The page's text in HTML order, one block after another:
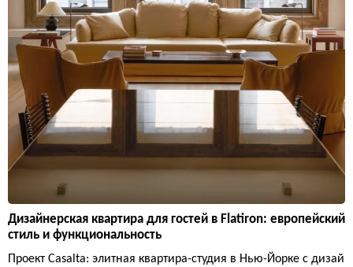
Дизайнерская квартира для гостей в Flatiron: европейский
стиль и функциональность
Проект Casalta: элитная квартира-студия в Нью-Йорке с дизай